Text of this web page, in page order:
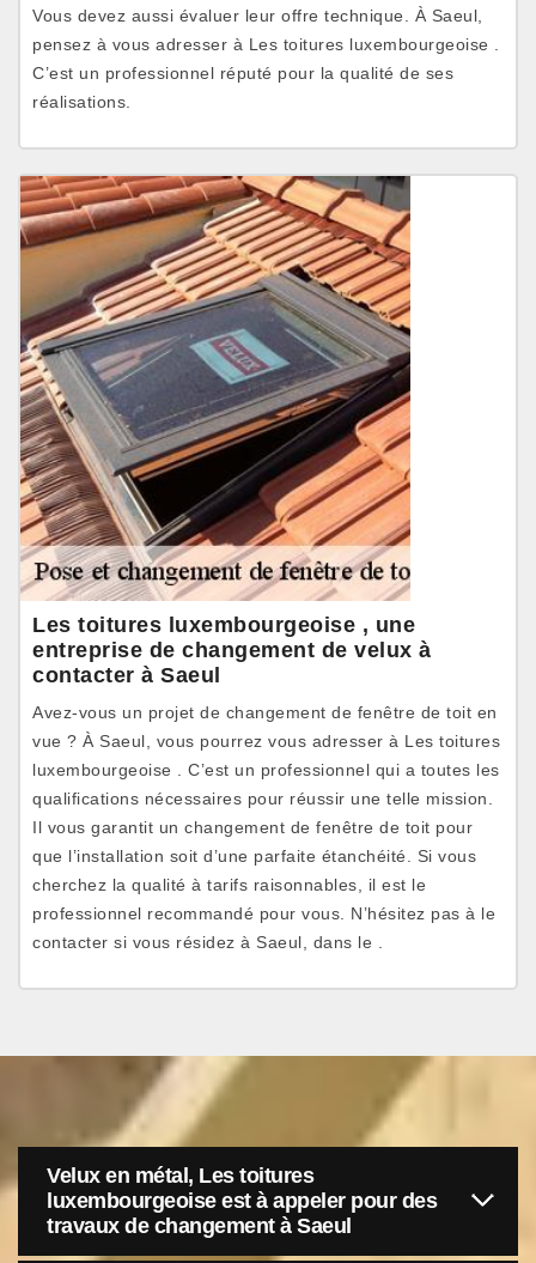
Vous devez aussi évaluer leur offre technique. À Saeul,
pensez à vous adresser à Les toitures luxembourgeoise .
C’est un professionnel réputé pour la qualité de ses
réalisations.
Les toitures luxembourgeoise , une
entreprise de changement de velux à
contacter à Saeul
Avez-vous un projet de changement de fenêtre de toit en
vue ? À Saeul, vous pourrez vous adresser à Les toitures
luxembourgeoise . C’est un professionnel qui a toutes les
qualifications nécessaires pour réussir une telle mission.
Il vous garantit un changement de fenêtre de toit pour
que l’installation soit d’une parfaite étanchéité. Si vous
cherchez la qualité à tarifs raisonnables, il est le
professionnel recommandé pour vous. N’hésitez pas à le
contacter si vous résidez à Saeul, dans le .
Velux en métal, Les toitures
luxembourgeoise est à appeler pour des
travaux de changement à Saeul